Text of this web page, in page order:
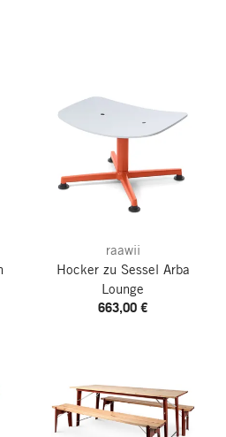
raawii
Hocker zu Sessel Arba
Lounge
663,00 €